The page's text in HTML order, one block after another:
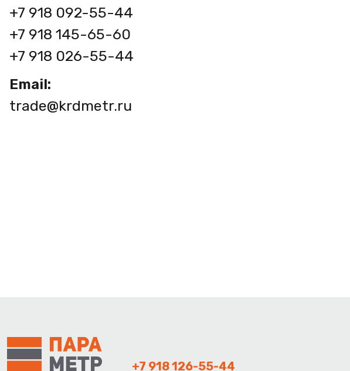
+7 918 092-55-44
+7 918 145-65-60
+7 918 026-55-44
Email:
trade@krdmetr.ru
+7 918 126-55-44